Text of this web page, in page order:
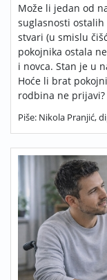
Može li jedan od
suglasnosti
stvari (u smislu
pokojnika ostala
i novca. Stan je u
Hoće li brat
rodbina ne prijavi?
Piše: Nikola Pranjić,